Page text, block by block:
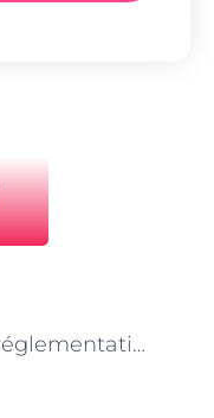
Les réglementations en matière d’alimentation animale à Paris : ce que tout spécialiste doit savoir